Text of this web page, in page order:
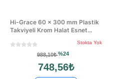
Hi-Grace 60 × 300 mm Plastik
Takviyeli Krom Halat Esnet...
Stokta Yok
988,10₺%24
748,56₺